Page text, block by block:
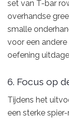
set van T-bar
overhandse
smalle
voor een
oefening
6. Focus op
Tijdens het
een sterke